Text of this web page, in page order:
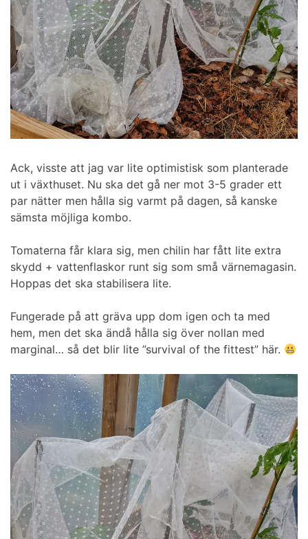
Ack, visste att jag var lite optimistisk som planterade
ut i växthuset. Nu ska det gå ner mot 3-5 grader ett
par nätter men hålla sig varmt på dagen, så kanske
sämsta möjliga kombo.
Tomaterna får klara sig, men chilin har fått lite extra
skydd + vattenflaskor runt sig som små värnemagasin.
Hoppas det ska stabilisera lite.
Fungerade på att gräva upp dom igen och ta med
hem, men det ska ändå hålla sig över nollan med
marginal… så det blir lite ”survival of the fittest” här.